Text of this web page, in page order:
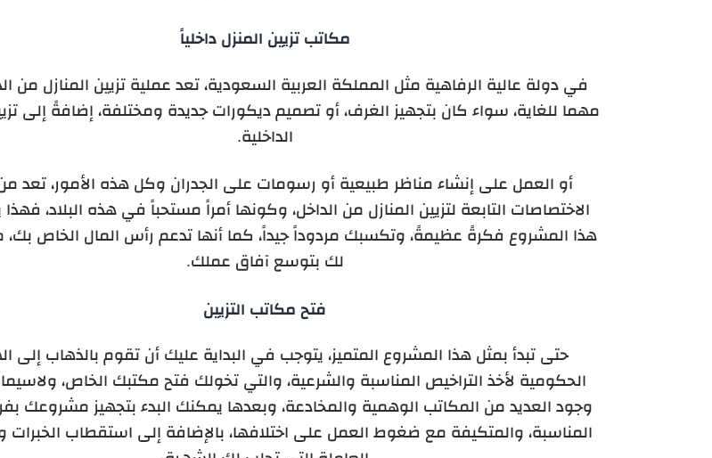
مكاتب تزيين المنزل داخلياً
في دولة عالية الرفاهية مثل المملكة العربية السعودية، تعد عملية تزيين المنازل من
مهما للغاية، سواء كان بتجهيز الغرف، أو تصميم ديكورات جديدة ومختلفة، إضافةً إلى
الداخلية.
أو العمل على إنشاء مناظر طبيعية أو رسومات على الجدران وكل هذه الأمور، تعد
الاختصاصات التابعة لتزيين المنازل من الداخل، وكونها أمراً مستحباً في هذه البلاد،
هذا المشروع فكرةً عظيمةً، وتكسبك مردوداً جيداً، كما أنها تدعم رأس المال الخاص
لك بتوسع آفاق عملك.
فتح مكاتب التزيين
حتى تبدأ بمثل هذا المشروع المتميز، يتوجب في البداية عليك أن تقوم بالذهاب إلى
الحكومية لأخذ التراخيص المناسبة والشرعية، والتي تخولك فتح مكتبك الخاص،
وجود العديد من المكاتب الوهمية والمخادعة، وبعدها يمكنك البدء بتجهيز مشروعك
المناسبة، والمتكيفة مع ضغوط العمل على اختلافها، بالإضافة إلى استقطاب الخبرات